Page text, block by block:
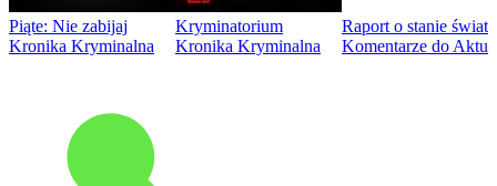
Piąte: Nie zabijaj
Kronika Kryminalna
Kryminatorium
Kronika Kryminalna
Raport o stanie
Komentarze do